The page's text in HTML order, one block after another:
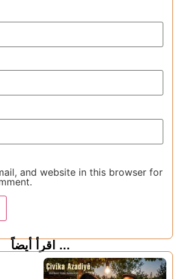
and website in this browser for
اقرأ أيضاً ...